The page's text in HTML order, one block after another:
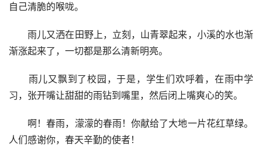
自己清脆的喉咙。
雨儿又洒在田野上，立刻，山青翠起来，小溪的水也渐
渐涨起来了，一切都是那么清新明亮。
雨儿又飘到了校园，于是，学生们欢呼着，在雨中学
习，张开嘴让甜甜的雨钻到嘴里，然后闭上嘴爽心的笑。
啊！春雨，濛濛的春雨！你献给了大地一片花红草绿。
人们感谢你，春天辛勤的使者！